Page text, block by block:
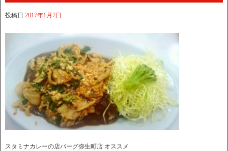
投稿日 2017年1月7日
スタミナカレーの店バーグ弥生町店 オススメ